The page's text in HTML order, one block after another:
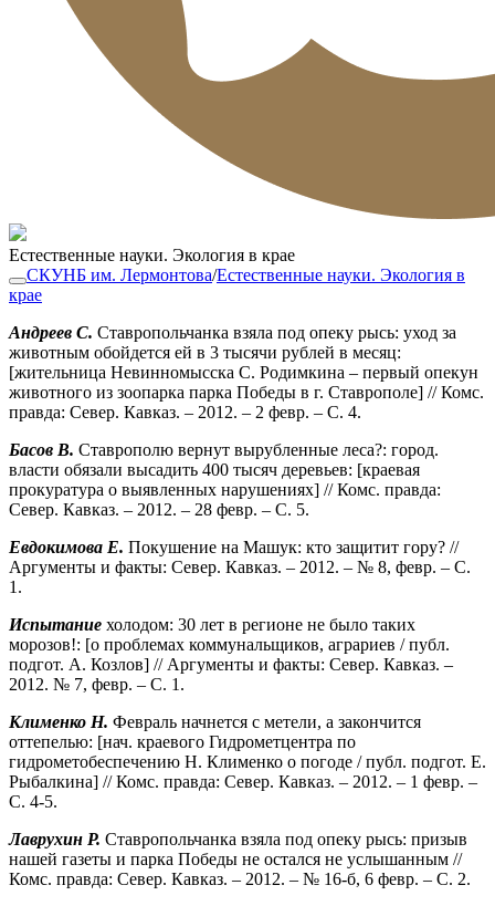
Естественные науки. Экология в крае
СКУНБ им. Лермонтова/Естественные науки. Экология в
крае
Андреев С. Ставропольчанка взяла под опеку рысь: уход за
животным обойдется ей в 3 тысячи рублей в месяц:
[жительница Невинномысска С. Родимкина – первый опекун
животного из зоопарка парка Победы в г. Ставрополе] // Комс.
правда: Север. Кавказ. – 2012. – 2 февр. – С. 4.
Басов В. Ставрополю вернут вырубленные леса?: город.
власти обязали высадить 400 тысяч деревьев: [краевая
прокуратура о выявленных нарушениях] // Комс. правда:
Север. Кавказ. – 2012. – 28 февр. – С. 5.
Евдокимова Е. Покушение на Машук: кто защитит гору? //
Аргументы и факты: Север. Кавказ. – 2012. – № 8, февр. – С.
1.
Испытание холодом: 30 лет в регионе не было таких
морозов!: [о проблемах коммунальщиков, аграриев / публ.
подгот. А. Козлов] // Аргументы и факты: Север. Кавказ. –
2012. № 7, февр. – С. 1.
Клименко Н. Февраль начнется с метели, а закончится
оттепелью: [нач. краевого Гидрометцентра по
гидрометобеспечению Н. Клименко о погоде / публ. подгот. Е.
Рыбалкина] // Комс. правда: Север. Кавказ. – 2012. – 1 февр. –
С. 4-5.
Лаврухин Р. Ставропольчанка взяла под опеку рысь: призыв
нашей газеты и парка Победы не остался не услышанным //
Комс. правда: Север. Кавказ. – 2012. – № 16-б, 6 февр. – С. 2.